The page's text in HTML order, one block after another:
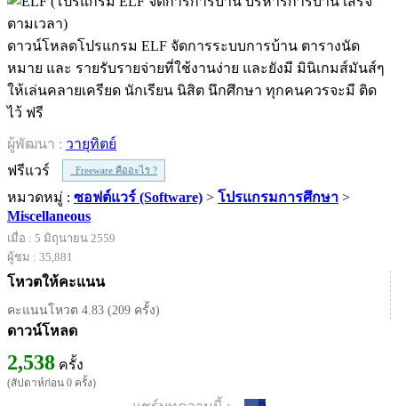
ดาวน์โหลดโปรแกรม ELF จัดการระบบการบ้าน ตารางนัด
หมาย และ รายรับรายจ่ายที่ใช้งานง่าย และยังมี มินิเกมส์มันส์ๆ
ให้เล่นคลายเครียด นักเรียน นิสิต นึกศึกษา ทุกคนควรจะมี ติด
ไว้ ฟรี
ผู้พัฒนา : วายุทิตย์
ฟรีแวร์
Freeware คืออะไร ?
หมวดหมู่ : ซอฟต์แวร์ (Software) > โปรแกรมการศึกษา >
Miscellaneous
เมื่อ : 5 มิถุนายน 2559
ผู้ชม : 35,881
โหวตให้คะแนน
คะแนนโหวต 4.83 (209 ครั้ง)
ดาวน์โหลด
2,538 ครั้ง
(สัปดาห์ก่อน 0 ครั้ง)